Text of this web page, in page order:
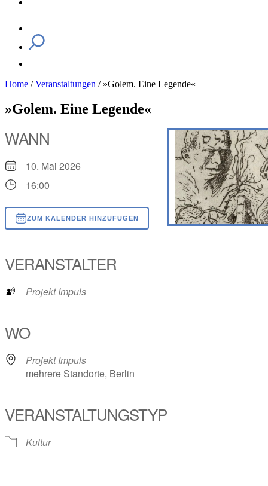
Home /Veranstaltungen / »Golem. Eine Legende«
»Golem. Eine Legende«
WANN
10. Mai 2026
16:00
ZUM KALENDER HINZUFÜGEN
VERANSTALTER
Projekt Impuls
WO
Projekt Impuls
mehrere Standorte, Berlin
VERANSTALTUNGSTYP
Kultur